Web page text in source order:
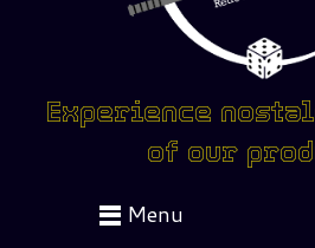
Experience
of our
Menu